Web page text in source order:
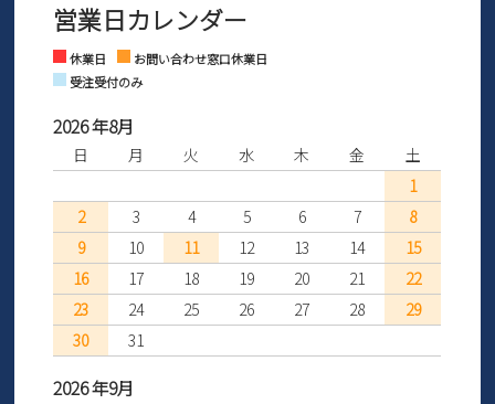
さい。
※土日祝はお問い合わせ窓口休業日となります。
Facebook Instagram
営業日カレンダー
休業日
お問い合わせ窓口休業日
受注受付のみ
2026 年8月
日 月 火 水 木 金
土
1
2
3 4 5 6 7
8
9
10 11 12 13 14
15
16
17 18 19 20 21
22
23
24 25 26 27 28
29
30
31
2026 年9月